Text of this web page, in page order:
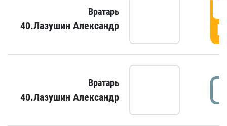
Вратарь
40.Лазушин Александр
Вратарь
40.Лазушин Александр